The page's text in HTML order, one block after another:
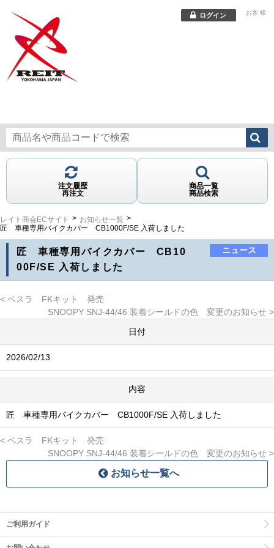
ログイン お客 様
注文履歴
再注文
商品一覧
商品検索
レイト商会ECサイト
お知らせ一覧
匠 車種専用バイクカバー CB1000F/SE 入荷しました
匠 車種専用バイクカバー CB10
00F/SE 入荷しました
ニュース
ベスラ FKキット 発売
SNOOPY SNJ-44/46 装着シールドの色 変更のお知らせ
日付
2026/02/13
内容
匠 車種専用バイクカバー CB1000F/SE 入荷しました
ベスラ FKキット 発売
SNOOPY SNJ-44/46 装着シールドの色 変更のお知らせ
お知らせ一覧へ
ご利用ガイド